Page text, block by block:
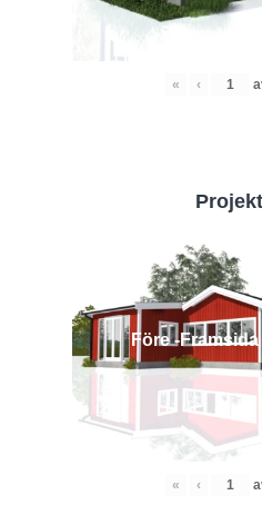
« ‹
Före -
« ‹